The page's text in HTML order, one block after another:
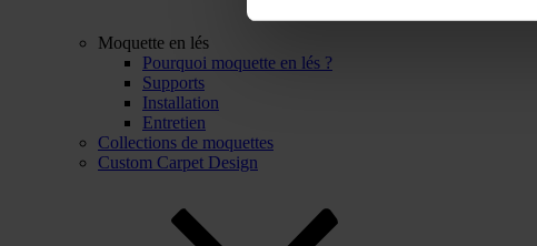
Moquette en lés
Pourquoi moquette en lés ?
Supports
Installation
Entretien
Collections de moquettes
Custom Carpet Design